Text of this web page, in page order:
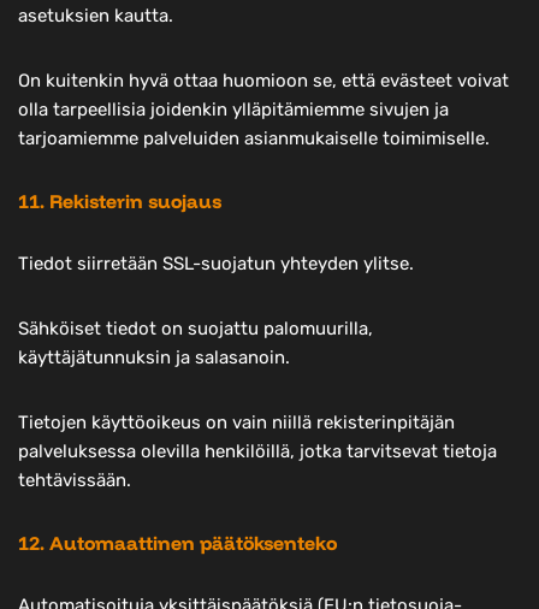
asetuksien kautta.
On kuitenkin hyvä ottaa huomioon se, että evästeet voivat
olla tarpeellisia joidenkin ylläpitämiemme sivujen ja
tarjoamiemme palveluiden asianmukaiselle toimimiselle.
11. Rekisterin suojaus
Tiedot siirretään SSL-suojatun yhteyden ylitse.
Sähköiset tiedot on suojattu palomuurilla,
käyttäjätunnuksin ja salasanoin.
Tietojen käyttöoikeus on vain niillä rekisterinpitäjän
palveluksessa olevilla henkilöillä, jotka tarvitsevat tietoja
tehtävissään.
12. Automaattinen päätöksenteko